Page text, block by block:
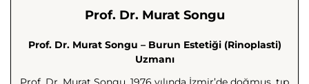
Prof. Dr. Murat Songu
Prof. Dr. Murat Songu – Burun Estetiği (Rinoplasti)
Uzmanı